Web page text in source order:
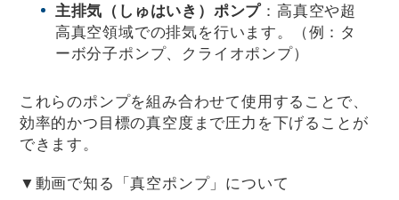
主排気（しゅはいき）ポンプ ：高真空や超
高真空領域での排気を行います。（例：タ
ーボ分子ポンプ、クライオポンプ）
これらのポンプを組み合わせて使用することで、
効率的かつ目標の真空度まで圧力を下げることが
できます。
▼動画で知る「真空ポンプ」について